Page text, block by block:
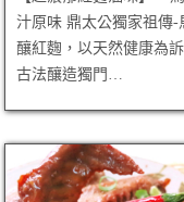
汁原味 鼎太公獨家祖傳-
釀紅麴，以天然健康為訴
古法釀造獨門…